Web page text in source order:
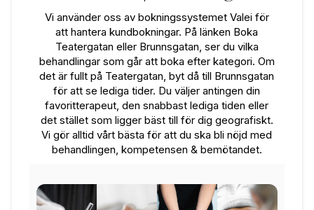
Vi använder oss av bokningssystemet Valei för
att hantera kundbokningar. På länken Boka
Teatergatan eller Brunnsgatan, ser du vilka
behandlingar som går att boka efter kategori. Om
det är fullt på Teatergatan, byt då till Brunnsgatan
för att se lediga tider. Du väljer antingen din
favoritterapeut, den snabbast lediga tiden eller
det stället som ligger bäst till för dig geografiskt.
Vi gör alltid vårt bästa för att du ska bli nöjd med
behandlingen, kompetensen & bemötandet.